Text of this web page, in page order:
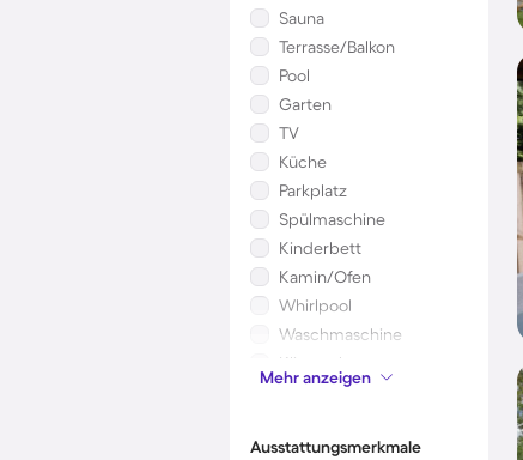
Sauna
Terrasse/Balkon
Pool
Garten
TV
Küche
Parkplatz
Spülmaschine
Kinderbett
Kamin/Ofen
Whirlpool
Waschmaschine
Klimaanlage
Mikrowelle
Mehr anzeigen
Ausstattungsmerkmale